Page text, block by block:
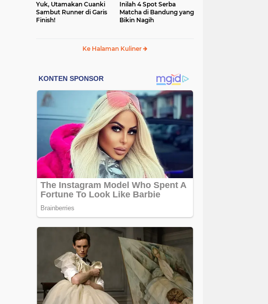
Yuk, Utamakan Cuanki
Sambut Runner di Garis
Finish!
Inilah 4 Spot Serba
Matcha di Bandung yang
Bikin Nagih
Ke Halaman Kuliner